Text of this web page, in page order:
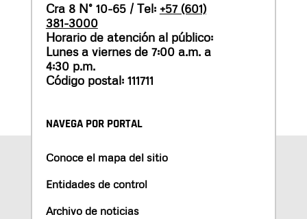
Cra 8 N° 10-65 / Tel: +57 (601)
381-3000
Horario de atención al público:
Lunes a viernes de 7:00 a.m. a
4:30 p.m.
Código postal: 111711
NAVEGA POR PORTAL
Conoce el mapa del sitio
Entidades de control
Archivo de noticias